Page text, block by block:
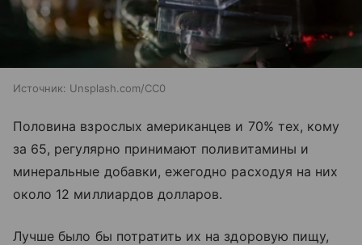
Источник: Unsplash.com/CC0
Половина взрослых американцев и 70% тех, кому
за 65, регулярно принимают поливитамины и
минеральные добавки, ежегодно расходуя на них
около 12 миллиардов долларов.
Лучше было бы потратить их на здоровую пищу,